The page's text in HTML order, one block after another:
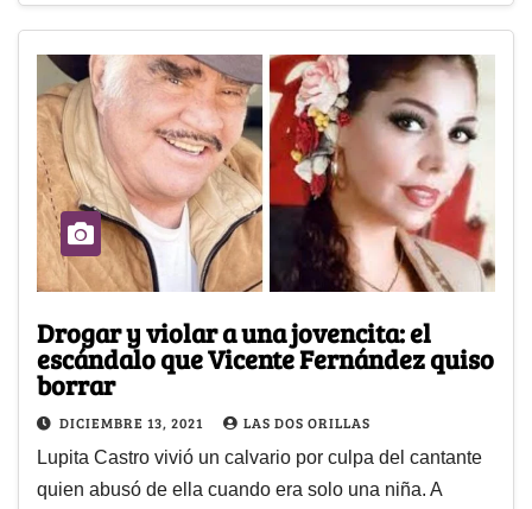
Drogar y violar a una jovencita: el
escándalo que Vicente Fernández quiso
borrar
DICIEMBRE 13, 2021 LAS DOS ORILLAS
Lupita Castro vivió un calvario por culpa del cantante
quien abusó de ella cuando era solo una niña. A